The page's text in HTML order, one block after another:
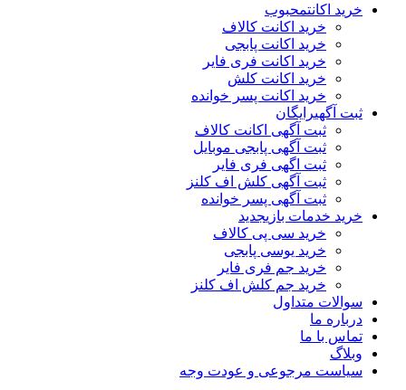
خرید اکانتمحبوب
خرید اکانت کالاف
خرید اکانت پابجی
خرید اکانت فری فایر
خرید اکانت کلش
خرید اکانت پسر خوانده
ثبت آگهیرایگان
ثبت آگهی اکانت کالاف
ثبت آگهی پابجی موبایل
ثبت اگهی فری فایر
ثبت آگهی کلش اف کلنز
ثبت آگهی پسر خوانده
خرید خدمات بازیجدید
خرید سی پی کالاف
خرید یوسی پابجی
خرید جم فری فایر
خرید جم کلش اف کلنز
سوالات متداول
درباره ما
تماس با ما
وبلاگ
سیاست مرجوعی و عودت وجه